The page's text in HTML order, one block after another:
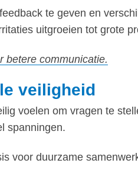
te geven en
uitgroeien tot grote
betere communicatie.
veiligheid
voelen om vragen te
spanningen.
voor duurzame